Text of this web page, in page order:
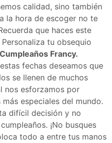
calidad, sino también
la hora de escoger no te
que haces este
tu obsequio
Francy.
fechas deseamos que
se llenen de muchos
nos esforzamos por
especiales del mundo.
difícil decisión y no
¡No busques
todo a entre tus manos